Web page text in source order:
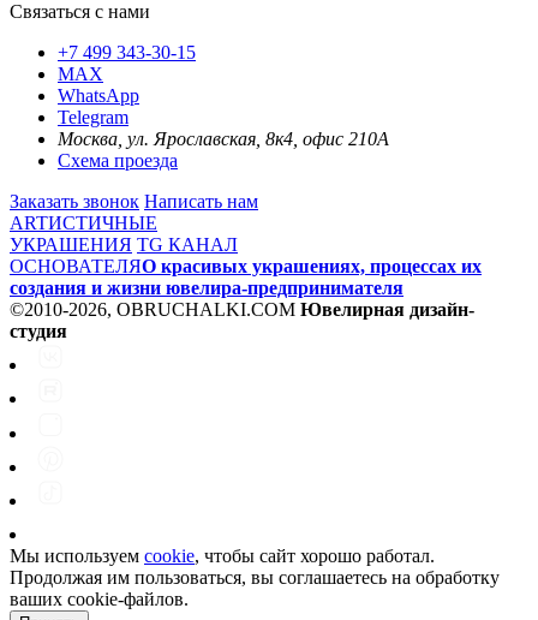
Связаться с нами
+7 499 343-30-15
MAX
WhatsApp
Telegram
Москва, ул. Ярославская, 8к4, офис 210А
Схема проезда
Заказать звонок Написать нам
ARTИСТИЧНЫЕ
УКРАШЕНИЯ TG КАНАЛ
ОСНОВАТЕЛЯО красивых украшениях, процессах их
создания и жизни ювелира-предпринимателя
©2010-2026, OBRUCHALKI.COM Ювелирная дизайн-
студия
Мы используем cookie, чтобы сайт хорошо работал.
Продолжая им пользоваться, вы соглашаетесь на обработку
ваших cookie‑файлов.